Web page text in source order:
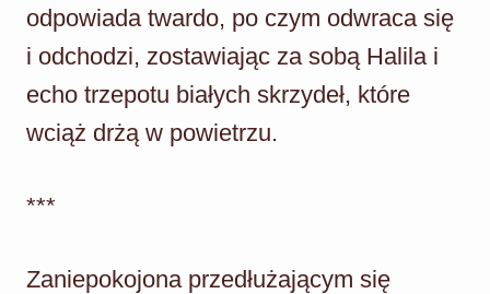
odpowiada twardo, po czym odwraca się
i odchodzi, zostawiając za sobą Halila i
echo trzepotu białych skrzydeł, które
wciąż drżą w powietrzu.
***
Zaniepokojona przedłużającym się